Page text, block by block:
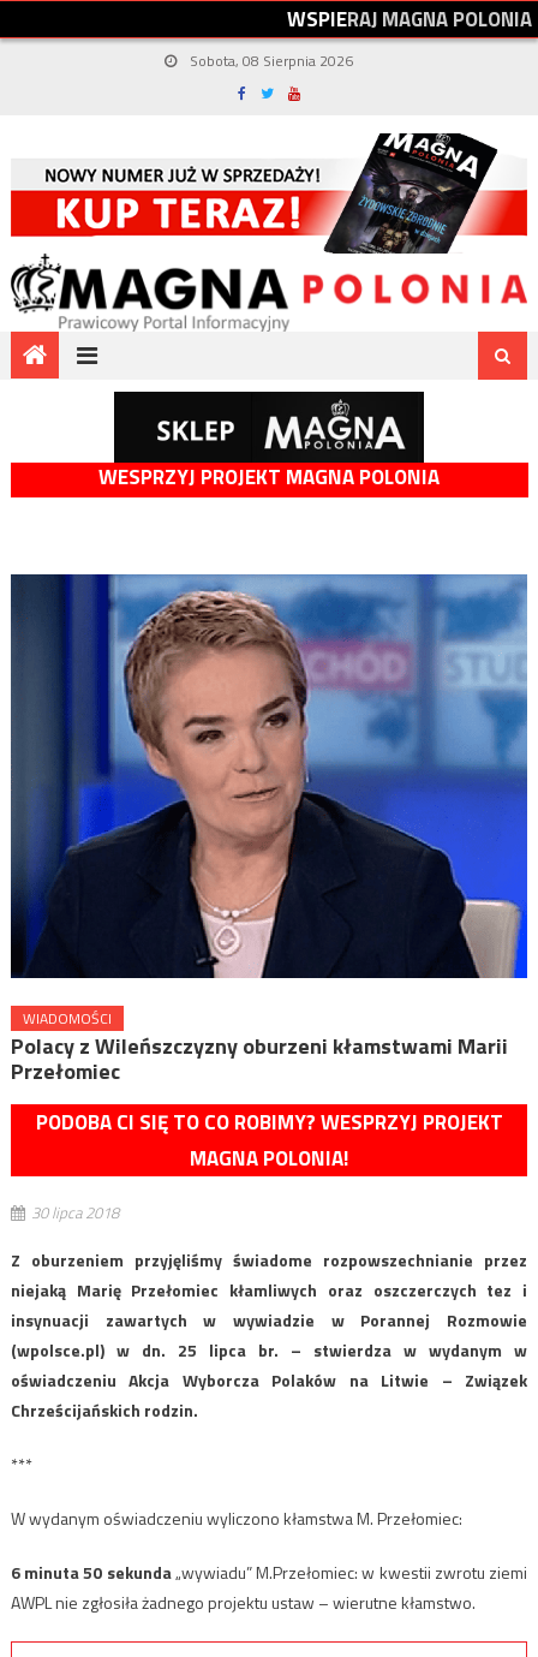
WSPIERAJMAGNAPOLONIA
Sobota, 08 Sierpnia 2026
WESPRZYJ PROJEKT MAGNA POLONIA
WIADOMOŚCI
Polacy z Wileńszczyzny oburzeni kłamstwami Marii
Przełomiec
PODOBA CI SIĘ TO CO ROBIMY? WESPRZYJ PROJEKT
MAGNA POLONIA!
30 lipca 2018
Z oburzeniem przyjęliśmy świadome rozpowszechnianie przez
niejaką Marię Przełomiec kłamliwych oraz oszczerczych tez i
insynuacji zawartych w wywiadzie w Porannej Rozmowie
(wpolsce.pl) w dn. 25 lipca br. – stwierdza w wydanym w
oświadczeniu Akcja Wyborcza Polaków na Litwie – Związek
Chrześcijańskich rodzin.
***
W wydanym oświadczeniu wyliczono kłamstwa M. Przełomiec:
6 minuta 50 sekunda„wywiadu” M.Przełomiec: w kwestii zwrotu ziemi
AWPL nie zgłosiła żadnego projektu ustaw – wierutne kłamstwo.